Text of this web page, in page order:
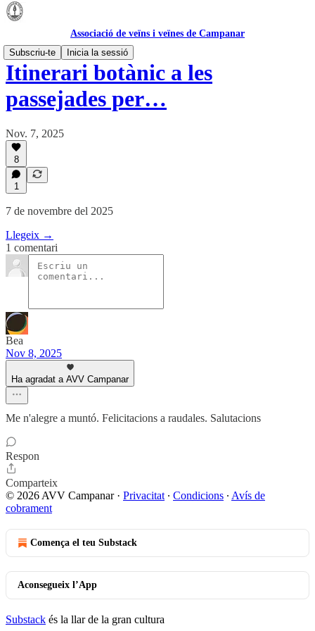
Associació de veïns i veïnes de Campanar
Subscriu-te
Inicia la sessió
Itinerari botànic a les
passejades per…
Nov. 7, 2025
8
1
7 de novembre del 2025
Llegeix →
1 comentari
Bea
Nov 8, 2025
Ha agradat a AVV Campanar
Me n'alegre a muntó. Felicitacions a raudales. Salutacions
Respon
Comparteix
© 2026 AVV Campanar· Privacitat ∙ Condicions ∙ Avís de
cobrament
Comença el teu Substack
Aconsegueix l’App
Substack és la llar de la gran cultura